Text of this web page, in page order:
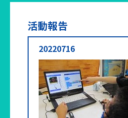
活動報告
20220716